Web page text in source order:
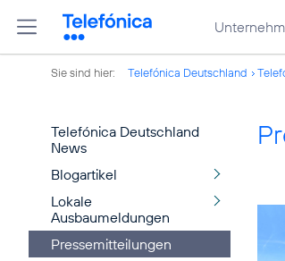
Sie sind hier: Telefónica Deutschland
Telefónica Deutschland
News
Blogartikel
Lokale
Ausbaumeldungen
Pressemitteilungen